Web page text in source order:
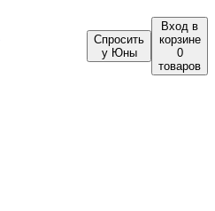
Спросить
у Юны
Вход в
корзине
0
товаров